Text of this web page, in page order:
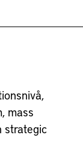
mass
strategic